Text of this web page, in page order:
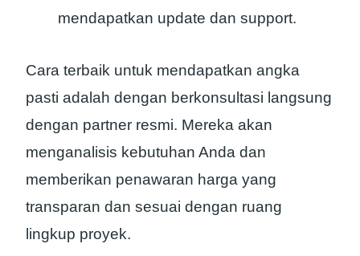
mendapatkan update dan support.
Cara terbaik untuk mendapatkan angka
pasti adalah dengan berkonsultasi langsung
dengan partner resmi. Mereka akan
menganalisis kebutuhan Anda dan
memberikan penawaran harga yang
transparan dan sesuai dengan ruang
lingkup proyek.